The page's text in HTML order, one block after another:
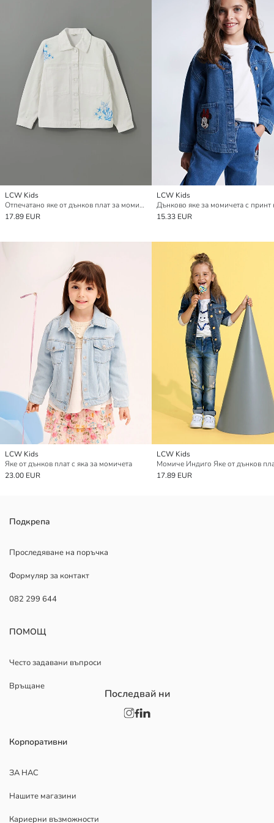
LCW Kids
Отпечатано яке от дънков плат за момичета
17.89 EUR
LCW Kids
15.33 EUR
LCW Kids
Яке от дънков плат с яка за момичета
23.00 EUR
LCW Kids
Момиче Индиго Яке от дънков
17.89 EUR
Подкрепа
Проследяване на поръчка
Формуляр за контакт
082 299 644
ПОМОЩ
Често задавани въпроси
Връщане
Корпоративни
ЗА НАС
Нашите магазини
Кариерни възможности
Последвай ни